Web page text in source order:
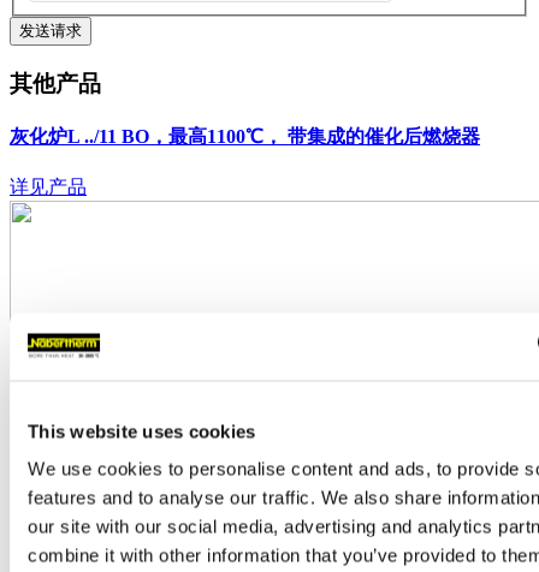
This website uses cookies
We use cookies to personalise content and ads, to provide
features and to analyse our traffic. We also share
our site with our social media, advertising and analytics
combine it with other information that you’ve provided to
其他产品
灰化炉L ../11 BO，最高1100℃， 带集成的催化后燃烧器
详见产品